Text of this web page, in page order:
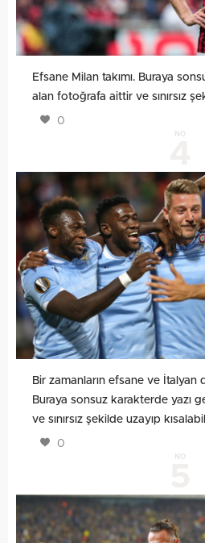
Efsane Milan takımı. Buraya
alan fotoğrafa aittir ve sınırsız
0
NO
Bir zamanların efsane ve İtalyan
Buraya sonsuz karakterde yazı
ve sınırsız şekilde uzayıp
0
NO